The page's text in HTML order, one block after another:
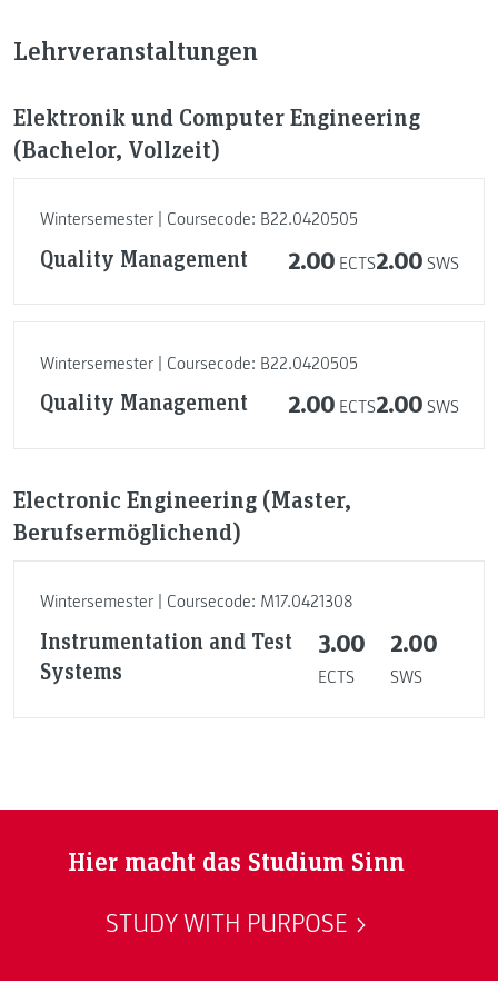
Lehrveranstaltungen
Elektronik und Computer Engineering
(Bachelor, Vollzeit)
Wintersemester | Coursecode: B22.0420505
Quality Management 2.00 ECTS2.00 SWS
Wintersemester | Coursecode: B22.0420505
Quality Management 2.00 ECTS2.00 SWS
Electronic Engineering (Master,
Berufsermöglichend)
Wintersemester | Coursecode: M17.0421308
Instrumentation and Test
Systems
3.00
ECTS
2.00
SWS
Hier macht das Studium Sinn
STUDY WITH PURPOSE